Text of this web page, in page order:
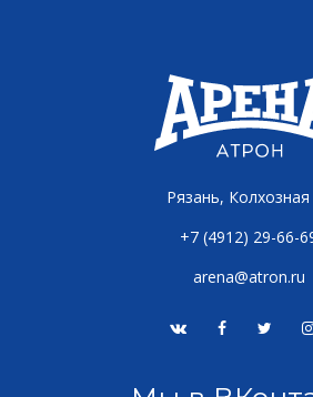
Рязань, Колхозная
+7 (4912) 29-66-
arena@atron.ru